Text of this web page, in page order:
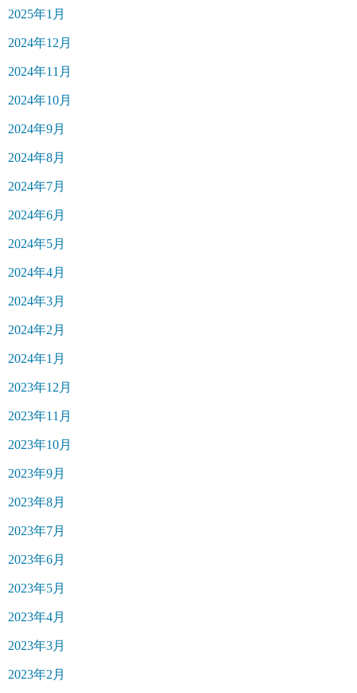
2025年1月
2024年12月
2024年11月
2024年10月
2024年9月
2024年8月
2024年7月
2024年6月
2024年5月
2024年4月
2024年3月
2024年2月
2024年1月
2023年12月
2023年11月
2023年10月
2023年9月
2023年8月
2023年7月
2023年6月
2023年5月
2023年4月
2023年3月
2023年2月